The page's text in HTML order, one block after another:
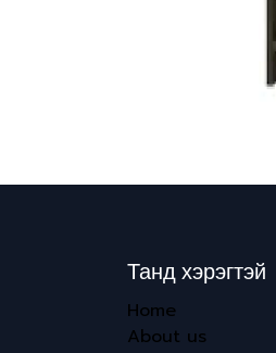
Танд хэрэгтэй
Home
About us